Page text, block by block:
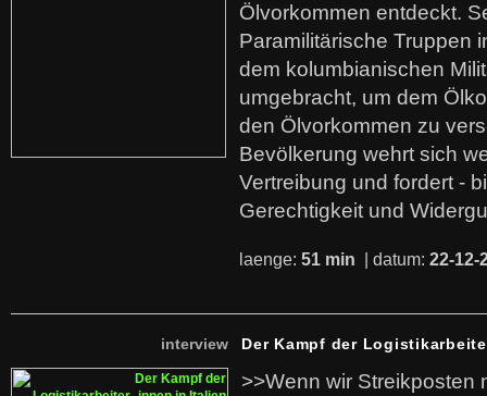
Ölvorkommen entdeckt.
Paramilitärische Truppen
dem kolumbianischen
umgebracht, um dem
den Ölvorkommen zu
Bevölkerung wehrt sich
Vertreibung und fordert -
Gerechtigkeit und
laenge: 51 min | datum: 22-12-
interview Der Kampf der
>>Wenn wir Streikposten